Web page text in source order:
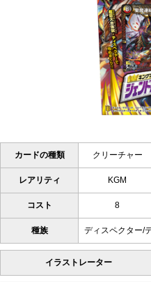
カードの種類 クリーチャー
レアリティ KGM
コスト 8
種族 ディスペクター/
イラストレーター